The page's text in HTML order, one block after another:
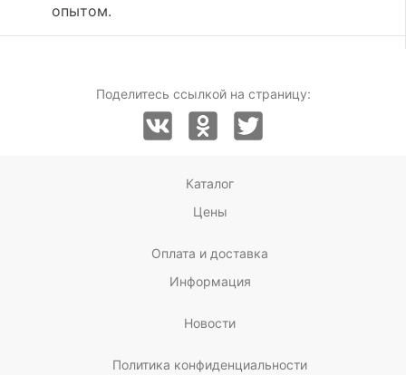
опытом.
Поделитесь ссылкой на страницу:
Каталог
Цены
Оплата и доставка
Информация
Новости
Политика конфиденциальности